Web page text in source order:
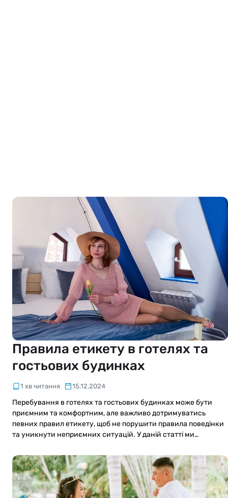
Правила етикету в готелях та
гостьових будинках
1 хв читання 15.12.2024
Перебування в готелях та гостьових будинках може бути
приємним та комфортним, але важливо дотримуватись
певних правил етикету, щоб не порушити правила поведінки
та уникнути неприємних ситуацій. У даній статті ми…